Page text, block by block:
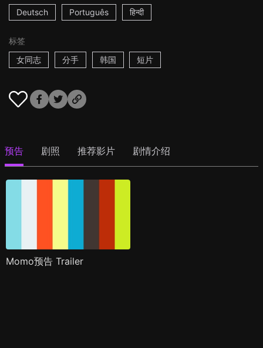
Deutsch Português हिन्दी
标签
女同志
分手 韩国 短片
预告 剧照 推荐影片 剧情介绍
Momo预告 Trailer